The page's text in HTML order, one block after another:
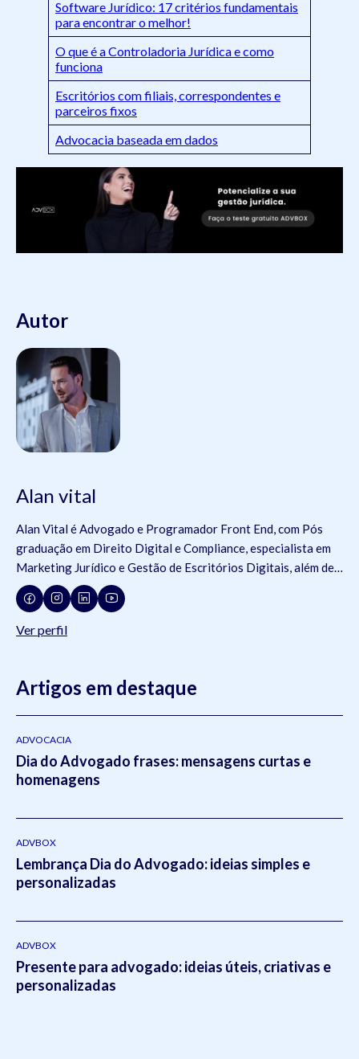
Software Jurídico: 17 critérios fundamentais
para encontrar o melhor!
O que é a Controladoria Jurídica e como
funciona
Escritórios com filiais, correspondentes e
parceiros fixos
Advocacia baseada em dados
Autor
Alan vital
Alan Vital é Advogado e Programador Front End, com Pós
graduação em Direito Digital e Compliance, especialista em
Marketing Jurídico e Gestão de Escritórios Digitais, além de
membro de comissões da OAB e da Jovem Advocacia.
Consultor da ADVBOX.
Ver perfil
Artigos em destaque
ADVOCACIA
Dia do Advogado frases: mensagens curtas e
homenagens
ADVBOX
Lembrança Dia do Advogado: ideias simples e
personalizadas
ADVBOX
Presente para advogado: ideias úteis, criativas e
personalizadas